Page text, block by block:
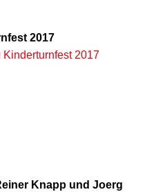
2017
Kinderturnfest 2017
Knapp und Joerg